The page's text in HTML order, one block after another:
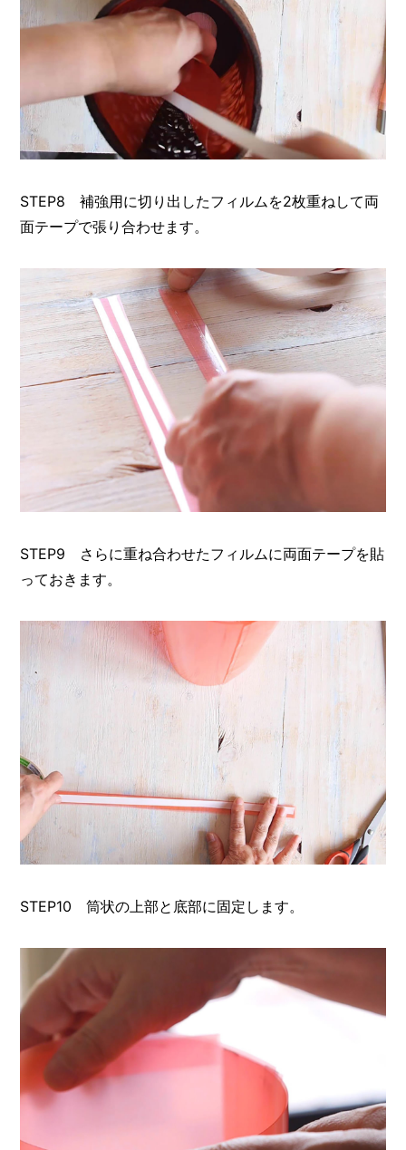
STEP8 補強用に切り出したフィルムを2枚重ねして両
面テープで張り合わせます。
STEP9 さらに重ね合わせたフィルムに両面テープを貼
っておきます。
STEP10 筒状の上部と底部に固定します。